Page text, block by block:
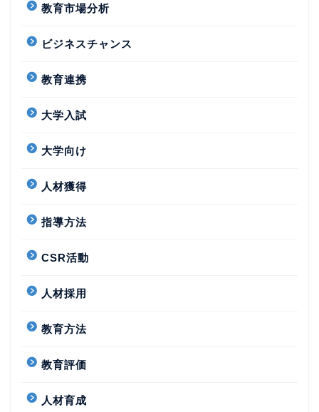
教育市場分析
ビジネスチャンス
教育連携
大学入試
大学向け
人材獲得
指導方法
CSR活動
人材採用
教育方法
教育評価
人材育成